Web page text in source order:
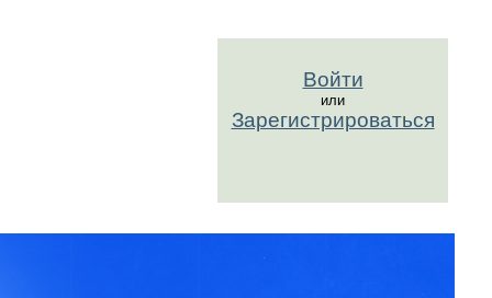
Войти
или
Зарегистрироваться